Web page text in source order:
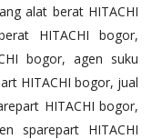
alat berat HITACHI
HITACHI bogor,
bogor, agen suku
HITACHI bogor, jual
HITACHI bogor,
sparepart HITACHI